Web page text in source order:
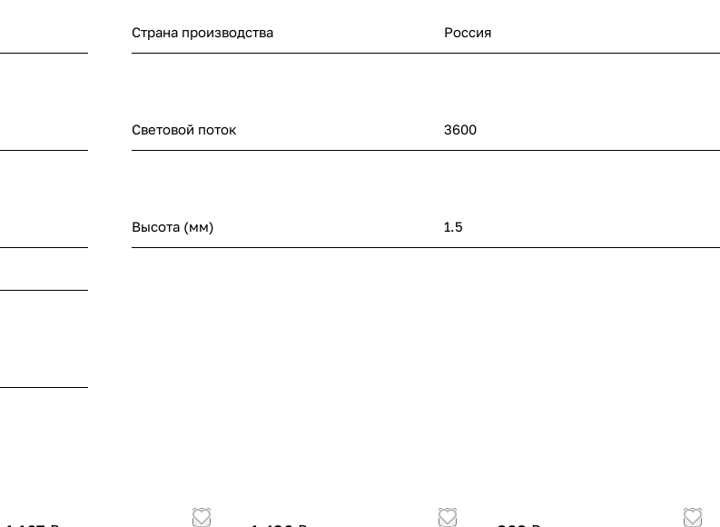
Страна производства Россия
Световой поток 3600
Высота (мм) 1.5